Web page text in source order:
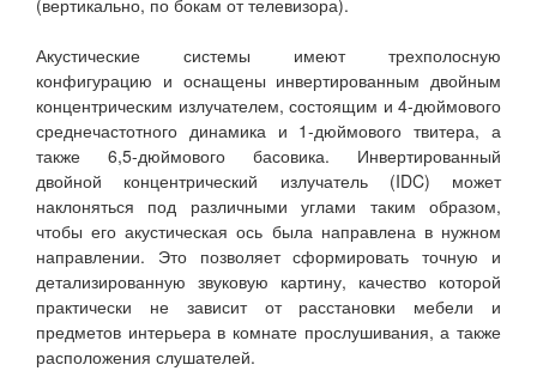
(вертикально, по бокам от телевизора).
Акустические системы имеют трехполосную
конфигурацию и оснащены инвертированным двойным
концентрическим излучателем, состоящим и 4-дюймового
среднечастотного динамика и 1-дюймового твитера, а
также 6,5-дюймового басовика. Инвертированный
двойной концентрический излучатель (IDC) может
наклоняться под различными углами таким образом,
чтобы его акустическая ось была направлена в нужном
направлении. Это позволяет сформировать точную и
детализированную звуковую картину, качество которой
практически не зависит от расстановки мебели и
предметов интерьера в комнате прослушивания, а также
расположения слушателей.